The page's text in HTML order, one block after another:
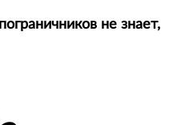
не знает,